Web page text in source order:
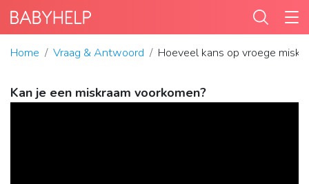
Home Vraag & Antwoord Hoeveel kans op vroege
Kan je een miskraam voorkomen?